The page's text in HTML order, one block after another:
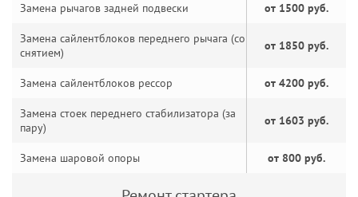
Замена рычагов задней подвески от 1500 руб.
Замена сайлентблоков переднего рычага (со
снятием)
от 1850 руб.
Замена сайлентблоков рессор от 4200 руб.
Замена стоек переднего стабилизатора (за
пару)
от 1603 руб.
Замена шаровой опоры от 800 руб.